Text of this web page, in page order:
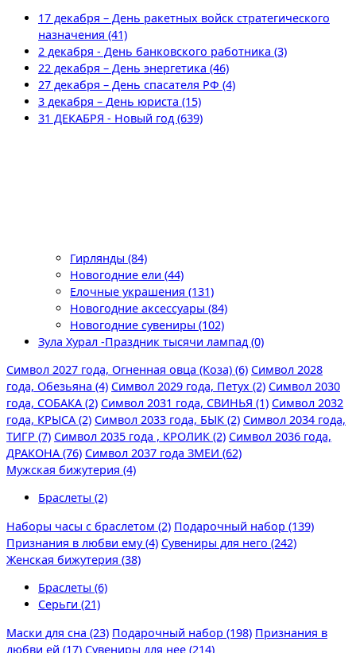
17 декабря – День ракетных войск стратегического
назначения (41)
2 декабря - День банковского работника (3)
22 декабря – День энергетика (46)
27 декабря – День спасателя РФ (4)
3 декабря – День юриста (15)
31 ДЕКАБРЯ - Новый год (639)
Гирлянды (84)
Новогодние ели (44)
Елочные украшения (131)
Новогодние аксессуары (84)
Новогодние сувениры (102)
Зула Хурал -Праздник тысячи лампад (0)
Символ 2027 года, Огненная овца (Коза) (6) Символ 2028
года, Обезьяна (4) Символ 2029 года, Петух (2) Символ 2030
года, СОБАКА (2) Символ 2031 года, СВИНЬЯ (1) Символ 2032
года, КРЫСА (2) Символ 2033 года, БЫК (2) Символ 2034 года,
ТИГР (7) Символ 2035 года , КРОЛИК (2) Символ 2036 года,
ДРАКОНА (76) Символ 2037 года ЗМЕИ (62)
Мужская бижутерия (4)
Браслеты (2)
Наборы часы с браслетом (2) Подарочный набор (139)
Признания в любви ему (4) Сувениры для него (242)
Женская бижутерия (38)
Браслеты (6)
Серьги (21)
Маски для сна (23) Подарочный набор (198) Признания в
любви ей (17) Сувениры для нее (214)